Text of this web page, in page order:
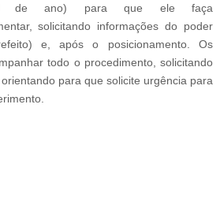
de ano) para que ele faça
solicitando informações do poder
e, após o posicionamento. Os
todo o procedimento, solicitando
para que solicite urgência para